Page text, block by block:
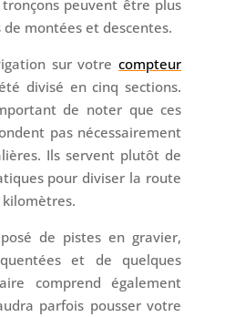
tronçons peuvent être plus
montées et descentes.
sur votrecompteur
divisé en cinq sections.
de noter que ces
pas nécessairement
Ils servent plutôt de
pour diviser la route
de pistes en gravier,
et de quelques
comprend également
parfois pousser votre